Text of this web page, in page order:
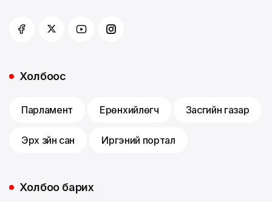
Холбоос
Парламент Ерөнхийлөгч Засгийн газар
Эрх зүйн сан Иргэний портал
Холбоо барих